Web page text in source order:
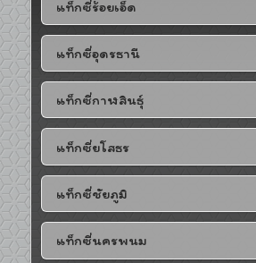
แท็กซี่ร้อยเอ็ด
แท็กซี่อุดรธานี
แท็กซี่กาฬสินธุ์
แท็กซี่ยโสธร
แท็กซี่ชัยภูมิ
แท็กซี่นครพนม